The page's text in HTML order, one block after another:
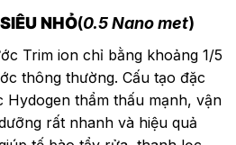
NHỎ(0.5 Nano met)
Trim ion chỉ bằng khoảng 1/5
thông thường. Cấu tạo đặc
Hydogen thẩm thấu mạnh, vận
rất nhanh và hiệu quả